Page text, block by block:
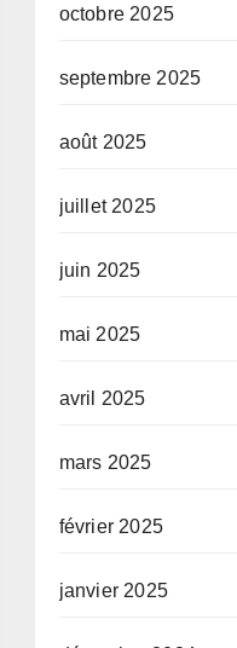
octobre 2025
septembre 2025
août 2025
juillet 2025
juin 2025
mai 2025
avril 2025
mars 2025
février 2025
janvier 2025